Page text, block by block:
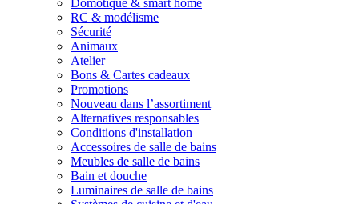
Domotique & smart home
RC & modélisme
Sécurité
Animaux
Atelier
Bons & Cartes cadeaux
Promotions
Nouveau dans l’assortiment
Alternatives responsables
Conditions d'installation
Accessoires de salle de bains
Meubles de salle de bains
Bain et douche
Luminaires de salle de bains